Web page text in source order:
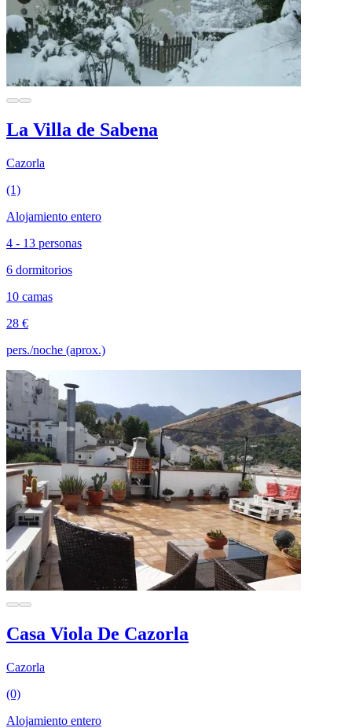
La Villa de Sabena
Cazorla
(1)
Alojamiento entero
4 - 13 personas
6 dormitorios
10 camas
28 €
pers./noche (aprox.)
Casa Viola De Cazorla
Cazorla
(0)
Alojamiento entero